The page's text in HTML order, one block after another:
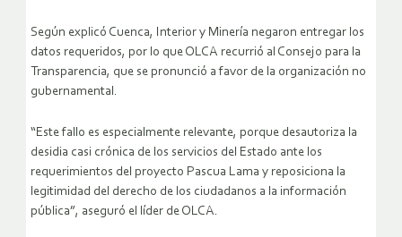
Según explicó Cuenca, Interior y Minería negaron entregar los
datos requeridos, por lo que OLCA recurrió al Consejo para la
Transparencia, que se pronunció a favor de la organización no
gubernamental.
“Este fallo es especialmente relevante, porque desautoriza la
desidia casi crónica de los servicios del Estado ante los
requerimientos del proyecto Pascua Lama y reposiciona la
legitimidad del derecho de los ciudadanos a la información
pública”, aseguró el líder de OLCA.